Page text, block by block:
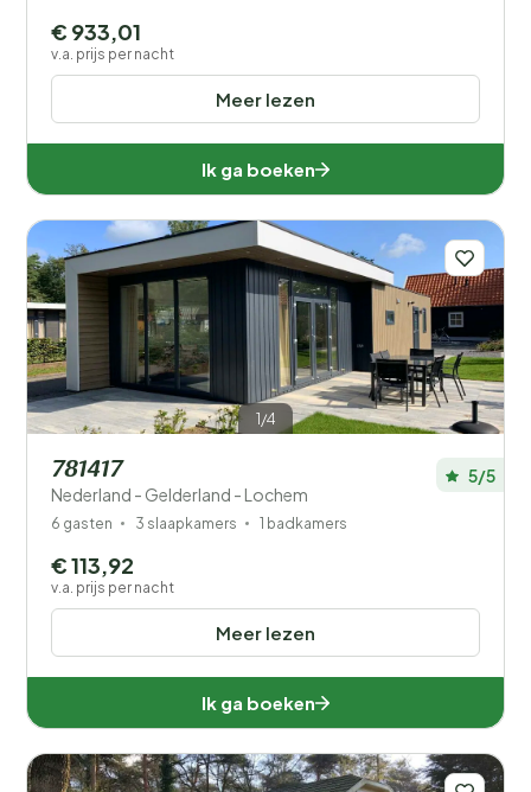
Meer lezen
€ 933,01
v.a. prijs per nacht
Ik ga boeken
1/4
781417
Nederland - Gelderland - Lochem
5/5
6 gasten 3 slaapkamers 1 badkamers
Meer lezen
€ 113,92
v.a. prijs per nacht
Ik ga boeken